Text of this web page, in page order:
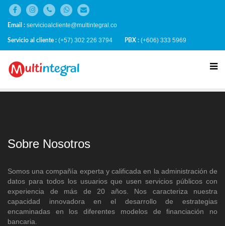
Email : servicioalcliente@multintegral.co
Servicio al cliente : (+57) 302 226 3794 PBX : (+606) 333 5969
Sobre Nosotros
Somos una compañía experta y calificada en la administración de
datos para todos los usuarios que usen servicios públicos con
experiencia de más de 20 años. Nos caracteriza nuestra
capacidad innovadora en el desarrollo de estrategias
encaminadas en los diferentes modelos de financiación no
bancaria.